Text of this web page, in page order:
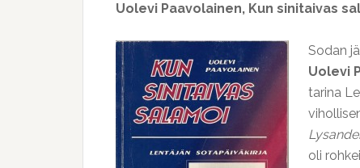
Uolevi Paavolainen, Kun sinitaivas
Sodan
Uolevi
tarina
oli